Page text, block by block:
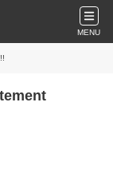
MENU